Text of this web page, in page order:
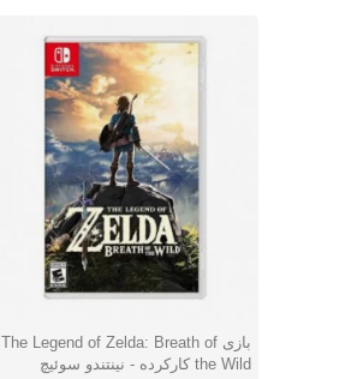
دوست داشتن
بازی The Legend of Zelda: Breath of
the Wild کارکرده - نینتندو سوئیچ